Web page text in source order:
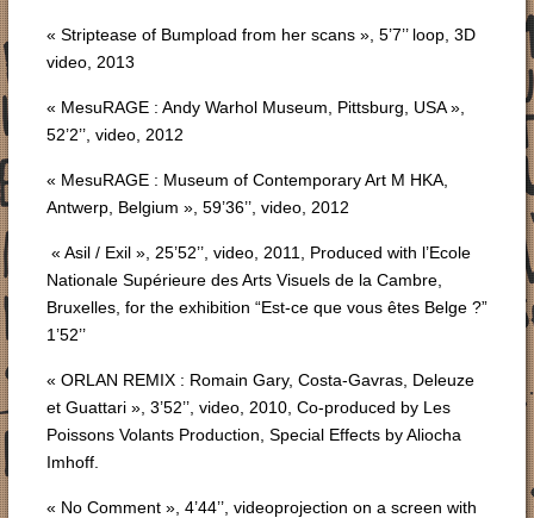
« Striptease of Bumpload from her scans », 5’7’’ loop, 3D
video, 2013
« MesuRAGE : Andy Warhol Museum, Pittsburg, USA »,
52’2’’, video, 2012
« MesuRAGE : Museum of Contemporary Art M HKA,
Antwerp, Belgium », 59’36’’, video, 2012
« Asil / Exil », 25’52’’, video, 2011, Produced with l’Ecole
Nationale Supérieure des Arts Visuels de la Cambre,
Bruxelles, for the exhibition “Est-ce que vous êtes Belge ?”
1’52’’
« ORLAN REMIX : Romain Gary, Costa-Gavras, Deleuze
et Guattari », 3’52’’, video, 2010, Co-produced by Les
Poissons Volants Production, Special Effects by Aliocha
Imhoff.
« No Comment », 4’44’’, videoprojection on a screen with